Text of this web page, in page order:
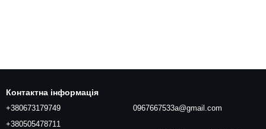
Контактна інформація
+380673179749
+380505478711
0967667533a@gmail.com